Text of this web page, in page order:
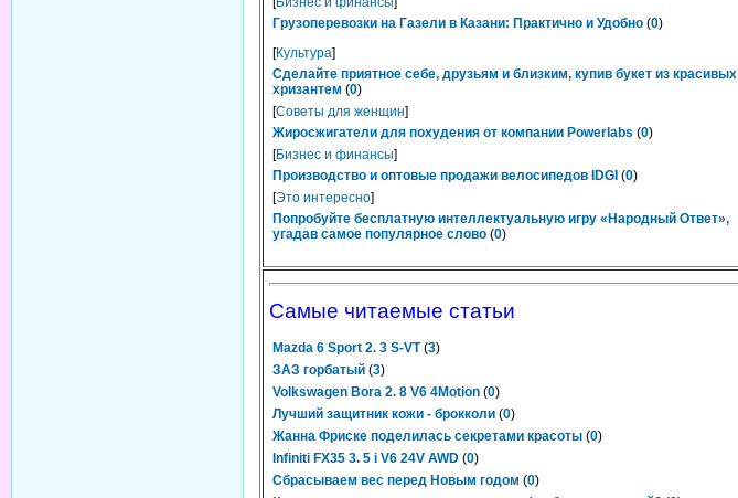
Грузоперевозки на Газели в Казани: Практично и Удобно (0)
[Культура]
Сделайте приятное себе, друзьям и близким, купив букет из красивых
хризантем (0)
[Советы для женщин]
Жиросжигатели для похудения от компании Powerlabs (0)
[Бизнес и финансы]
Производство и оптовые продажи велосипедов IDGI (0)
[Это интересно]
Попробуйте бесплатную интеллектуальную игру «Народный Ответ»,
угадав самое популярное слово (0)
Самые читаемые статьи
Mazda 6 Sport 2. 3 S-VT (3)
ЗАЗ горбатый (3)
Volkswagen Bora 2. 8 V6 4Motion (0)
Лучший защитник кожи - брокколи (0)
Жанна Фриске поделилась секретами красоты (0)
Infiniti FX35 3. 5 i V6 24V AWD (0)
Сбрасываем вес перед Новым годом (0)